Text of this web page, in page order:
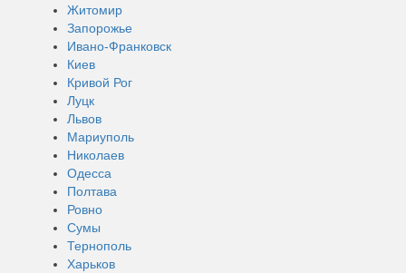
Житомир
Запорожье
Ивано-Франковск
Киев
Кривой Рог
Луцк
Львов
Мариуполь
Николаев
Одесса
Полтава
Ровно
Сумы
Тернополь
Харьков